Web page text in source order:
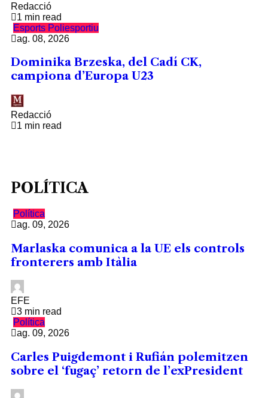
Redacció
1 min read
Esports Poliesportiu
ag. 08, 2026
Dominika Brzeska, del Cadí CK,
campiona d’Europa U23
Redacció
1 min read
POLÍTICA
Política
ag. 09, 2026
Marlaska comunica a la UE els controls
fronterers amb Itàlia
EFE
3 min read
Política
ag. 09, 2026
Carles Puigdemont i Rufián polemitzen
sobre el ‘fugaç’ retorn de l’exPresident